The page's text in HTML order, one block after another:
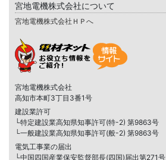
宮地電機株式会社について
宮地電機株式会社ＨＰへ
宮地電機株式会社
高知市本町3丁目3番1号
建設業許可
└特定建設業高知県知事許可(特-2) 第9863号
└一般建設業高知県知事許可(般-2) 第9863号
電気工事業の届出
└中国四国産業保安監督部長(四国)届出第271号